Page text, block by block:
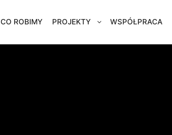
CO ROBIMY PROJEKTY WSPÓŁPRACA